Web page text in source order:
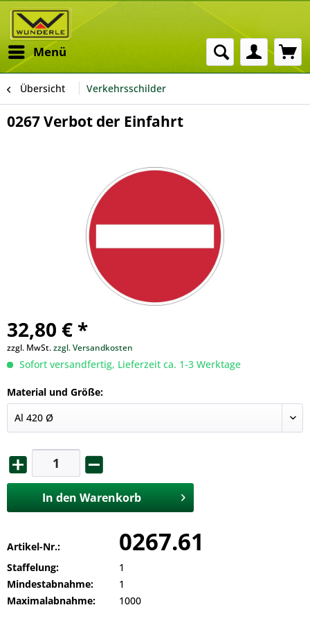
Menü
Übersicht Verkehrsschilder
0267 Verbot der Einfahrt
32,80 € *
zzgl. MwSt.zzgl. Versandkosten
Sofort versandfertig, Lieferzeit ca. 1-3 Werktage
Material und Größe:
In den Warenkorb
Artikel-Nr.: 0267.61
Staffelung:
1
Mindestabnahme:
1
Maximalabnahme:
1000